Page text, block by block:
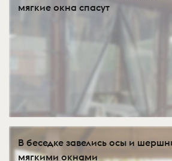
мягкие окна спасут
В беседке завелись осы и
мягкими окнами